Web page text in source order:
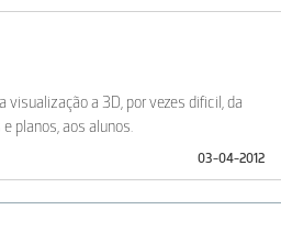
visualização a 3D, por vezes dificil, da
planos, aos alunos.
03-04-2012